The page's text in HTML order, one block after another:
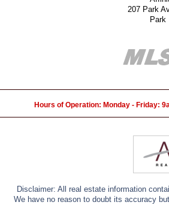
207 Park
Park
Hours of Operation: Monday - Friday:
Disclaimer: All real estate information
We have no reason to doubt its accuracy